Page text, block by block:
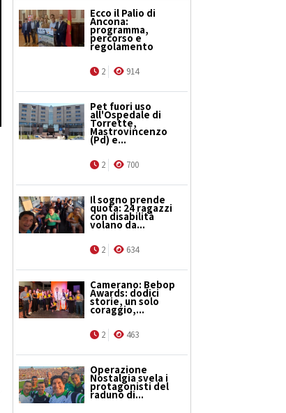
Ecco il Palio di
Ancona:
programma,
percorso e
regolamento
2 914
Pet fuori uso
all'Ospedale di
Torrette,
Mastrovincenzo
(Pd) e...
2 700
Il sogno prende
quota: 24 ragazzi
con disabilità
volano da...
2 634
Camerano: Bebop
Awards: dodici
storie, un solo
coraggio,...
2 463
Operazione
Nostalgia svela i
protagonisti del
raduno di...